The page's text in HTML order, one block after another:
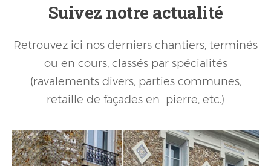
Suivez notre actualité
Retrouvez ici nos derniers chantiers, terminés
ou en cours, classés par spécialités
(ravalements divers, parties communes,
retaille de façades en pierre, etc.)